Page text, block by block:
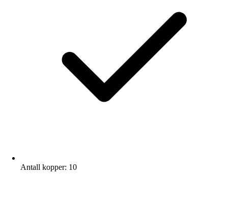
Antall kopper: 10